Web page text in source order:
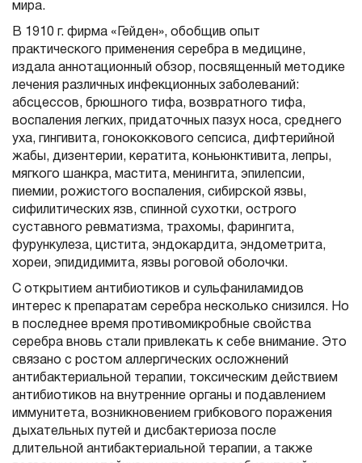
мира.
В 1910 г. фирма «Гейден», обобщив опыт
практического применения серебра в медицине,
издала аннотационный обзор, посвященный методике
лечения различных инфекционных заболеваний:
абсцессов, брюшного тифа, возвратного тифа,
воспаления легких, придаточных пазух носа, среднего
уха, гингивита, гонококкового сепсиса, дифтерийной
жабы, дизентерии, кератита, коньюнктивита, лепры,
мягкого шанкра, мастита, менингита, эпилепсии,
пиемии, рожистого воспаления, сибирской язвы,
сифилитических язв, спинной сухотки, острого
суставного ревматизма, трахомы, фарингита,
фурункулеза, цистита, эндокардита, эндометрита,
хореи, эпидидимита, язвы роговой оболочки.
С открытием антибиотиков и сульфаниламидов
интерес к препаратам серебра несколько снизился. Но
в последнее время противомикробные свойства
серебра вновь стали привлекать к себе внимание. Это
связано с ростом аллергических осложнений
антибактериальной терапии, токсическим действием
антибиотиков на внутренние органы и подавлением
иммунитета, возникновением грибкового поражения
дыхательных путей и дисбактериоза после
длительной антибактериальной терапии, а также